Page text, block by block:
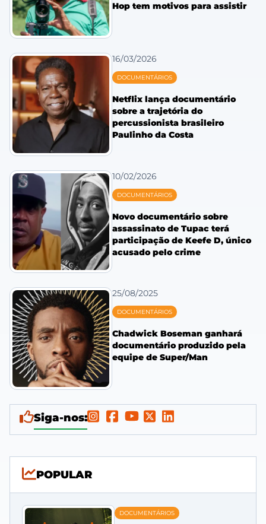
Hop tem motivos para assistir
16/03/2026
DOCUMENTÁRIOS
Netflix lança documentário
sobre a trajetória do
percussionista brasileiro
Paulinho da Costa
10/02/2026
DOCUMENTÁRIOS
Novo documentário sobre
assassinato de Tupac terá
participação de Keefe D, único
acusado pelo crime
25/08/2025
DOCUMENTÁRIOS
Chadwick Boseman ganhará
documentário produzido pela
equipe de Super/Man
Siga-nos:
POPULAR
DOCUMENTÁRIOS